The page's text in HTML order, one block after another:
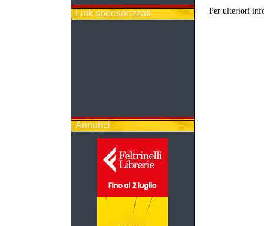
Link sponsorizzati
Annunci
Per ulteriori